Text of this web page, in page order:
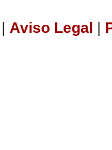
| Aviso Legal |